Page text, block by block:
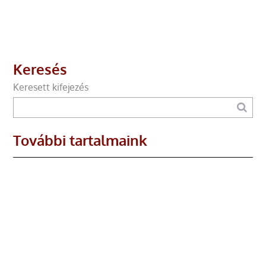
Keresés
Keresett kifejezés
További tartalmaink